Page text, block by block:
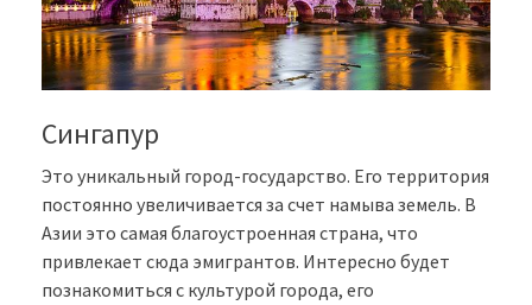
Сингапур
Это уникальный город-государство. Его территория
постоянно увеличивается за счет намыва земель. В
Азии это самая благоустроенная страна, что
привлекает сюда эмигрантов. Интересно будет
познакомиться с культурой города, его